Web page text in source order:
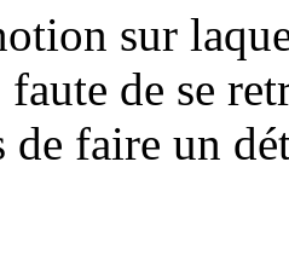
sur
faute de se
faire un